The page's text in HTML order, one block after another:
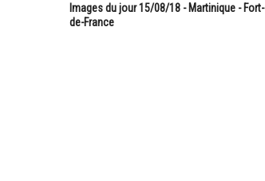
Images du jour 15/08/18 - Martinique - Fort-
de-France